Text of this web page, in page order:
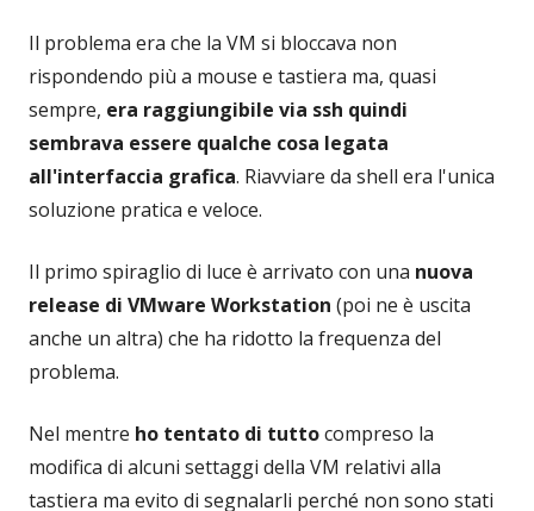
Il problema era che la VM si bloccava non
rispondendo più a mouse e tastiera ma, quasi
sempre, era raggiungibile via ssh quindi
sembrava essere qualche cosa legata
all'interfaccia grafica. Riavviare da shell era l'unica
soluzione pratica e veloce.
Il primo spiraglio di luce è arrivato con una nuova
release di VMware Workstation (poi ne è uscita
anche un altra) che ha ridotto la frequenza del
problema.
Nel mentre ho tentato di tuttocompreso la
modifica di alcuni settaggi della VM relativi alla
tastiera ma evito di segnalarli perché non sono stati